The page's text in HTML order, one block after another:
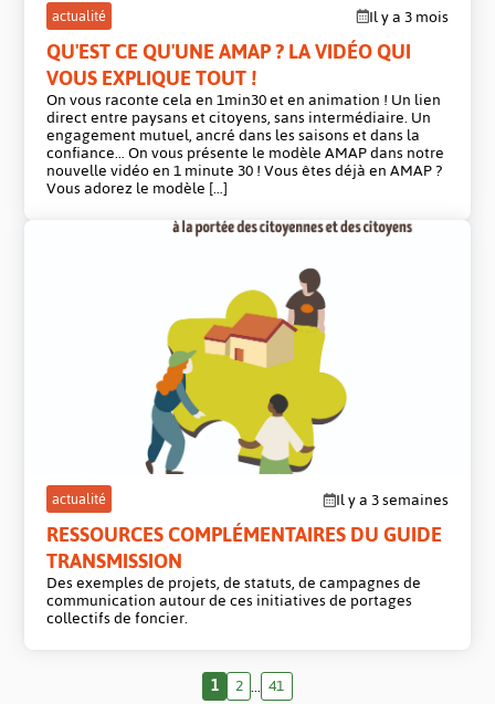
actualité Il y a 3 mois
QU'EST CE QU'UNE AMAP ? LA VIDÉO QUI
VOUS EXPLIQUE TOUT !
On vous raconte cela en 1min30 et en animation ! Un lien
direct entre paysans et citoyens, sans intermédiaire. Un
engagement mutuel, ancré dans les saisons et dans la
confiance… On vous présente le modèle AMAP dans notre
nouvelle vidéo en 1 minute 30 ! Vous êtes déjà en AMAP ?
Vous adorez le modèle […]
actualité Il y a 3 semaines
RESSOURCES COMPLÉMENTAIRES DU GUIDE
TRANSMISSION
Des exemples de projets, de statuts, de campagnes de
communication autour de ces initiatives de portages
collectifs de foncier.
1 2 ... 41